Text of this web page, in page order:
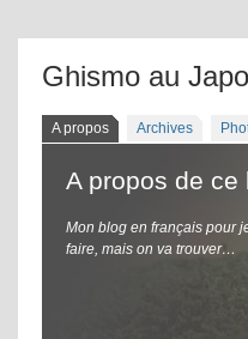
Ghismo au
A propos Archives
A propos de ce
Mon blog en français pour
faire, mais on va trouver…